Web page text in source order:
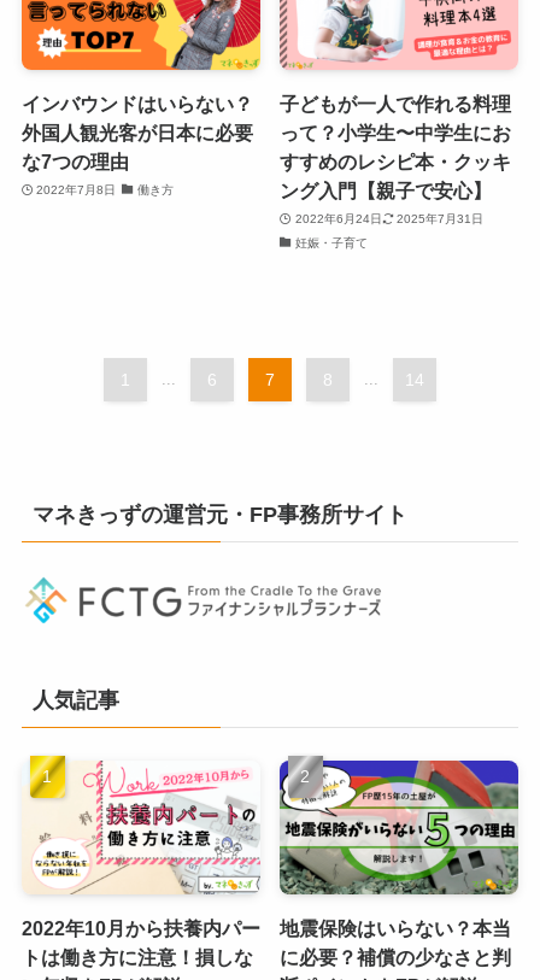
インバウンドはいらない？
外国人観光客が日本に必要
な7つの理由
2022年7月8日 働き方
子どもが一人で作れる料理
って？小学生〜中学生にお
すすめのレシピ本・クッキ
ング入門【親子で安心】
2022年6月24日
2025年7月31日
妊娠・子育て
1 ... 6 7 8 ... 14
マネきっずの運営元・FP事務所サイト
人気記事
2022年10月から扶養内パー
トは働き方に注意！損しな
地震保険はいらない？本当
に必要？補償の少なさと判